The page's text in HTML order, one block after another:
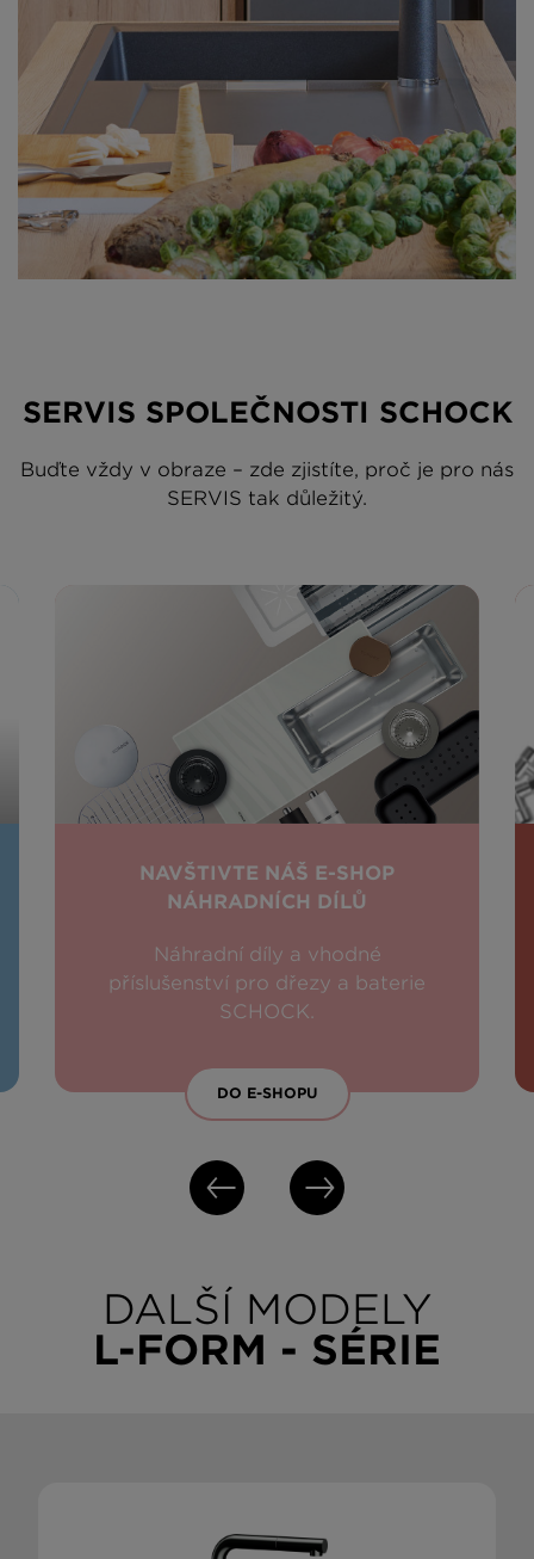
SERVIS SPOLEČNOSTI SCHOCK
Buďte vždy v obraze – zde zjistíte, proč je pro nás
SERVIS tak důležitý.
NAVŠTIVTE NÁŠ E-SHOP
NÁHRADNÍCH DÍLŮ
Náhradní díly a vhodné
příslušenství pro dřezy a baterie
SCHOCK.
DO E-SHOPU
DALŠÍ MODELY
L-FORM - SÉRIE